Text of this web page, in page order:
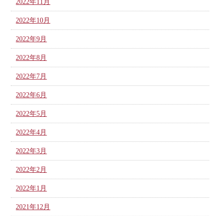
2022年11月
2022年10月
2022年9月
2022年8月
2022年7月
2022年6月
2022年5月
2022年4月
2022年3月
2022年2月
2022年1月
2021年12月